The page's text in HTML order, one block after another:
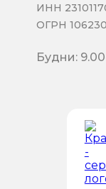
ИНН
ОГРН
Будни: